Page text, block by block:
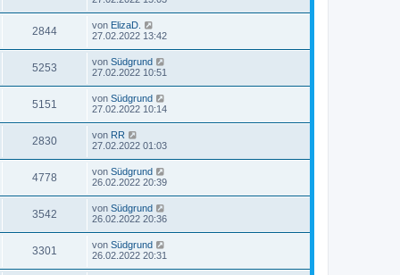
2844 von ElizaD.
27.02.2022 13:42
5253 von Südgrund
27.02.2022 10:51
5151 von Südgrund
27.02.2022 10:14
2830 von RR
27.02.2022 01:03
4778 von Südgrund
26.02.2022 20:39
3542 von Südgrund
26.02.2022 20:36
3301 von Südgrund
26.02.2022 20:31